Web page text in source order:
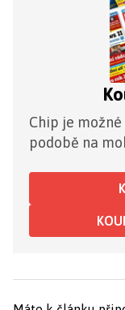
Chip je
podobě na